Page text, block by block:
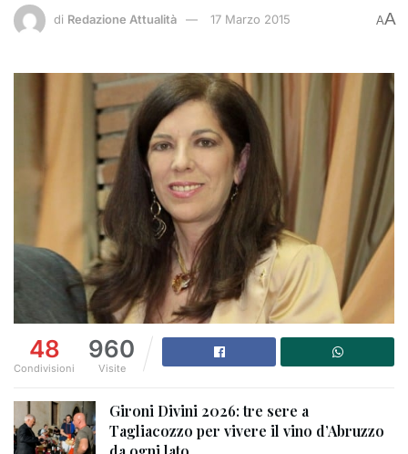
di Redazione Attualità 17 Marzo 2015 AA
48
Condivisioni
960
Visite
Gironi Divini 2026: tre sere a
Tagliacozzo per vivere il vino d’Abruzzo